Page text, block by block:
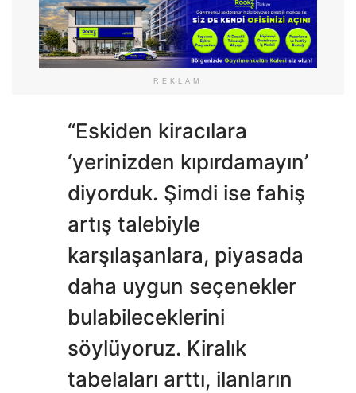
REKLAM
“Eskiden kiracılara
‘yerinizden kıpırdamayın’
diyorduk. Şimdi ise fahiş
artış talebiyle
karşılaşanlara, piyasada
daha uygun seçenekler
bulabileceklerini
söylüyoruz. Kiralık
tabelaları arttı, ilanların